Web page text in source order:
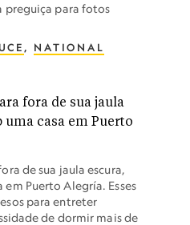
preguiça para fotos
, NATIONAL
de sua jaula escura,
Puerto Alegría. Esses
para entreter
de dormir mais de